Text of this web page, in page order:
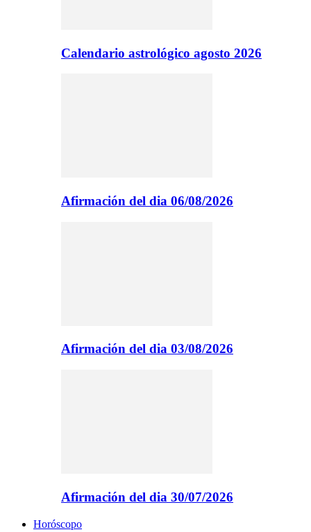
Calendario astrológico agosto 2026
Afirmación del dia 06/08/2026
Afirmación del dia 03/08/2026
Afirmación del dia 30/07/2026
Horóscopo